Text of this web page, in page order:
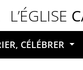
L’ÉGLISE
Votre recherche
CÉLÉBRER